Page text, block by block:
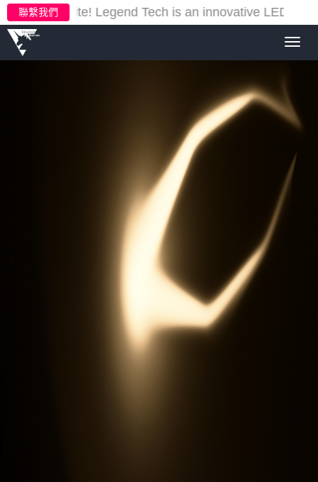
聯繫我們
new website!Legend Tech is an innovative LED